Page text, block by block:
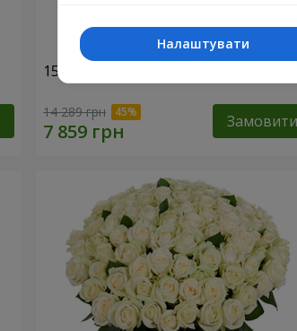
151 червона троянда
14 289 грн Замовити
Налаштувати